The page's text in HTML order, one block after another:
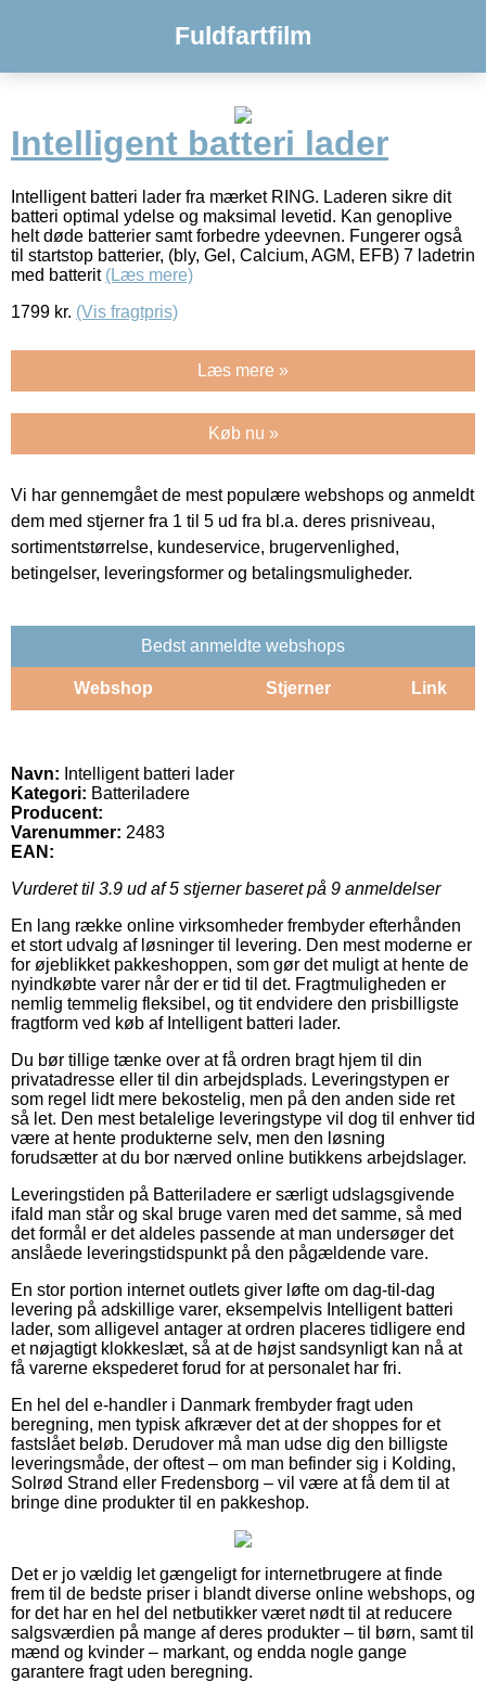
Fuldfartfilm
Intelligent batteri lader
Intelligent batteri lader fra mærket RING. Laderen sikre dit
batteri optimal ydelse og maksimal levetid. Kan genoplive
helt døde batterier samt forbedre ydeevnen. Fungerer også
til startstop batterier, (bly, Gel, Calcium, AGM, EFB) 7 ladetrin
med batterit (Læs mere)
1799 kr. (Vis fragtpris)
Læs mere »
Køb nu »
Vi har gennemgået de mest populære webshops og anmeldt
dem med stjerner fra 1 til 5 ud fra bl.a. deres prisniveau,
sortimentstørrelse, kundeservice, brugervenlighed,
betingelser, leveringsformer og betalingsmuligheder.
Bedst anmeldte webshops
Webshop Stjerner Link
Navn: Intelligent batteri lader
Kategori: Batteriladere
Producent:
Varenummer: 2483
EAN:
Vurderet til 3.9 ud af 5 stjerner baseret på 9 anmeldelser
En lang række online virksomheder frembyder efterhånden
et stort udvalg af løsninger til levering. Den mest moderne er
for øjeblikket pakkeshoppen, som gør det muligt at hente de
nyindkøbte varer når der er tid til det. Fragtmuligheden er
nemlig temmelig fleksibel, og tit endvidere den prisbilligste
fragtform ved køb af Intelligent batteri lader.
Du bør tillige tænke over at få ordren bragt hjem til din
privatadresse eller til din arbejdsplads. Leveringstypen er
som regel lidt mere bekostelig, men på den anden side ret
så let. Den mest betalelige leveringstype vil dog til enhver tid
være at hente produkterne selv, men den løsning
forudsætter at du bor nærved online butikkens arbejdslager.
Leveringstiden på Batteriladere er særligt udslagsgivende
ifald man står og skal bruge varen med det samme, så med
det formål er det aldeles passende at man undersøger det
anslåede leveringstidspunkt på den pågældende vare.
En stor portion internet outlets giver løfte om dag-til-dag
levering på adskillige varer, eksempelvis Intelligent batteri
lader, som alligevel antager at ordren placeres tidligere end
et nøjagtigt klokkeslæt, så at de højst sandsynligt kan nå at
få varerne ekspederet forud for at personalet har fri.
En hel del e-handler i Danmark frembyder fragt uden
beregning, men typisk afkræver det at der shoppes for et
fastslået beløb. Derudover må man udse dig den billigste
leveringsmåde, der oftest – om man befinder sig i Kolding,
Solrød Strand eller Fredensborg – vil være at få dem til at
bringe dine produkter til en pakkeshop.
Det er jo vældig let gængeligt for internetbrugere at finde
frem til de bedste priser i blandt diverse online webshops, og
for det har en hel del netbutikker været nødt til at reducere
salgsværdien på mange af deres produkter – til børn, samt til
mænd og kvinder – markant, og endda nogle gange
garantere fragt uden beregning.